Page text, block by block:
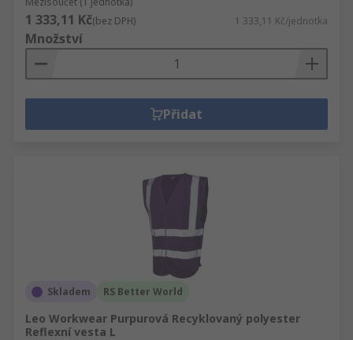
1 333,11 Kč(bez DPH) 1 333,11 Kč/jednotka
Množství
Přidat
Skladem RS Better World
Leo Workwear Purpurová Recyklovaný polyester
Reflexní vesta L